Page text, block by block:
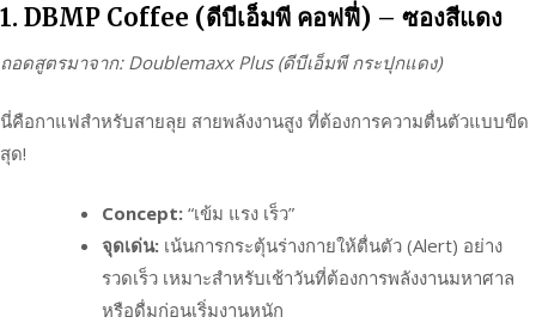
1. DBMP Coffee (ดีบีเอ็มพี คอฟฟี่) – ซองสีแดง
ถอดสูตรมาจาก: Doublemaxx Plus (ดีบีเอ็มพี กระปุกแดง)
นี่คือกาแฟสำหรับสายลุย สายพลังงานสูง ที่ต้องการความตื่นตัวแบบขีด
สุด!
Concept: “เข้ม แรง เร็ว”
จุดเด่น: เน้นการกระตุ้นร่างกายให้ตื่นตัว (Alert) อย่าง
รวดเร็ว เหมาะสำหรับเช้าวันที่ต้องการพลังงานมหาศาล
หรือดื่มก่อนเริ่มงานหนัก